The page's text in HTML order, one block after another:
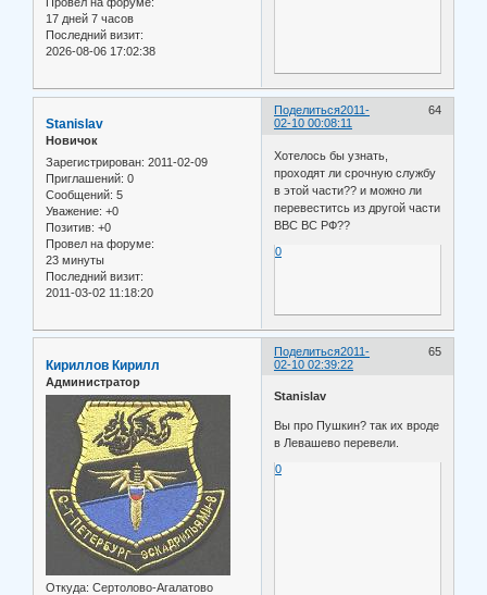
17 дней 7 часов
Последний визит:
2026-08-06 17:02:38
Поделиться 64
2011-
02-10 00:08:11
Stanislav
Новичок
Зарегистрирован: 2011-02-09
Приглашений: 0
Сообщений: 5
Уважение: +0
Позитив: +0
Провел на форуме:
23 минуты
Последний визит:
2011-03-02 11:18:20
Хотелось бы узнать,
проходят ли срочную службу
в этой части?? и можно ли
перевеститсь из другой части
ВВС ВС РФ??
0
Поделиться 65
2011-
02-10 02:39:22
Кириллов Кирилл
Администратор
Откуда: Сертолово-Агалатово
Stanislav
Вы про Пушкин? так их вроде
в Левашево перевели.
0